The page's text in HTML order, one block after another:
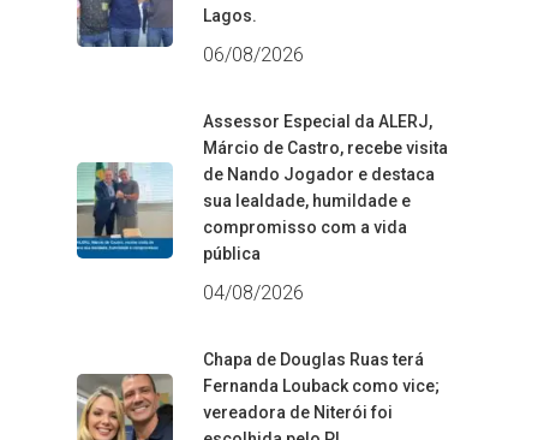
Lagos.
06/08/2026
Assessor Especial da ALERJ,
Márcio de Castro, recebe visita
de Nando Jogador e destaca
sua lealdade, humildade e
compromisso com a vida
pública
04/08/2026
Chapa de Douglas Ruas terá
Fernanda Louback como vice;
vereadora de Niterói foi